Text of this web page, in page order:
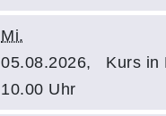
Mi.
05.08.2026,
10.00 Uhr
Kurs in